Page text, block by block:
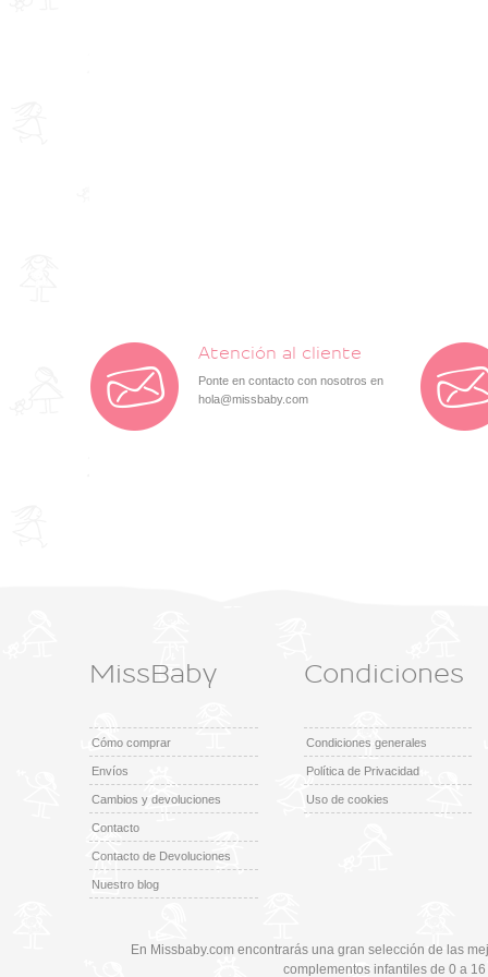
Atención al cliente
Ponte en contacto con nosotros en
hola@missbaby.com
MissBaby
Cómo comprar
Envíos
Cambios y devoluciones
Contacto
Contacto de Devoluciones
Nuestro blog
Condiciones
Condiciones generales
Política de Privacidad
Uso de cookies
En Missbaby.com encontrarás una gran selección de las
complementos infantiles de 0 a